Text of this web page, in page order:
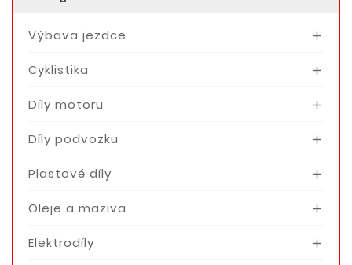
Výbava jezdce 
Cyklistika 
Díly motoru 
Díly podvozku 
Plastové díly 
Oleje a maziva 
Elektrodíly 